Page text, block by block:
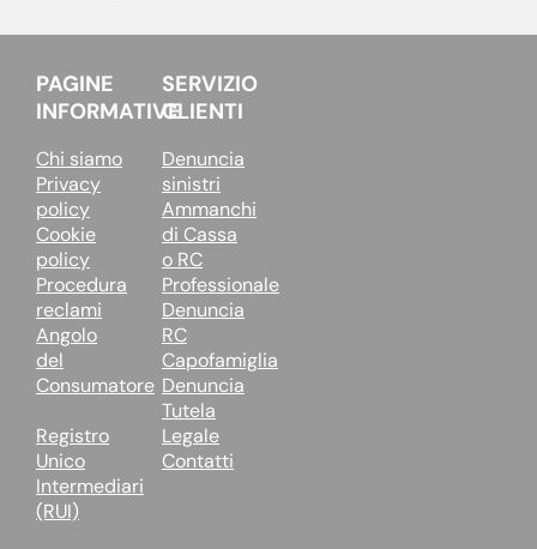
PAGINE
INFORMATIVE
Chi siamo
Privacy
policy
Cookie
policy
Procedura
reclami
Angolo
del
Consumatore
Registro
Unico
Intermediari
(RUI)
SERVIZIO
CLIENTI
Denuncia
sinistri
Ammanchi
di Cassa
o RC
Professionale
Denuncia
RC
Capofamiglia
Denuncia
Tutela
Legale
Contatti